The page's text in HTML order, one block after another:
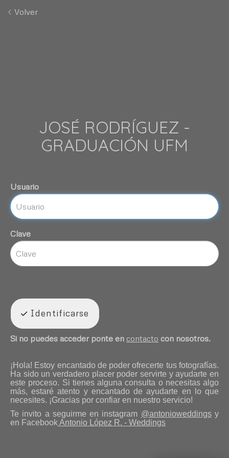
Volver
JOSÉ RODRÍGUEZ -
GRADUACIÓN UFM
Usuario
Clave
Identificarse
Si no puedes acceder ponte en contacto con nosotros.
¡Hola! Estoy encantado de poder ofrecerte tus fotografías.
Ha sido un verdadero placer poder servirte y ayudarte en
este proceso. Si tienes alguna consulta o necesitas algo
más, estaré atento y encantado de ayudarte en lo que
necesites. ¡Gracias por confiar en nuestro servicio!
Te invito a seguirme en instagram @antonioweddingsy
en FacebookAntonio López R. - Weddings